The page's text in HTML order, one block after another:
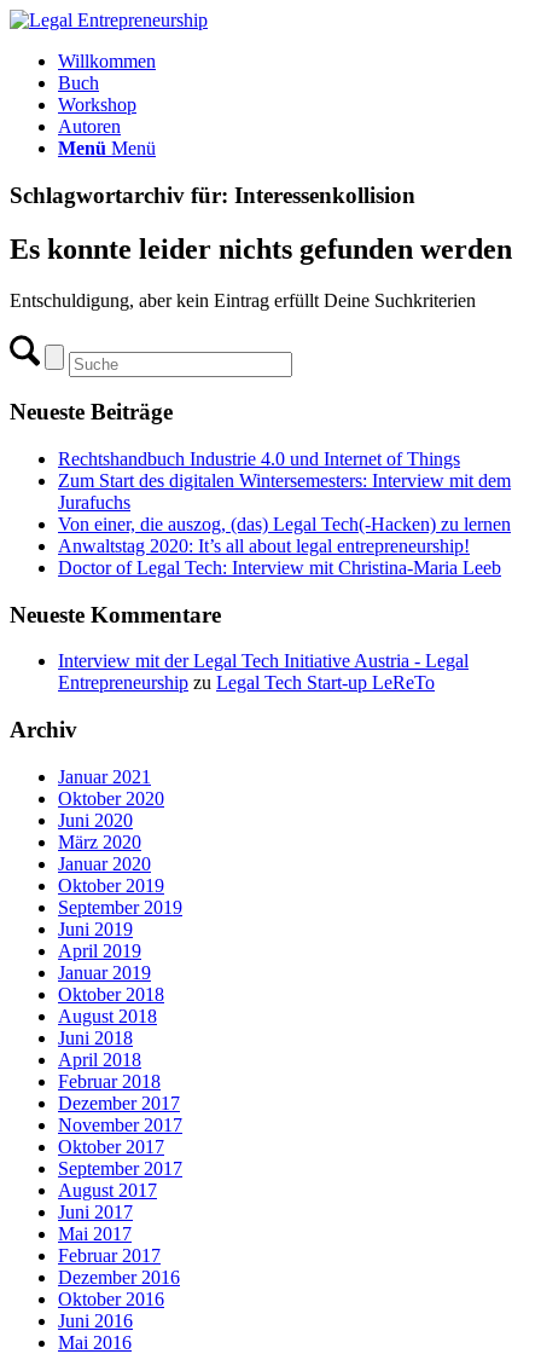
Willkommen
Buch
Workshop
Autoren
Menü Menü
Schlagwortarchiv für: Interessenkollision
Es konnte leider nichts gefunden werden
Entschuldigung, aber kein Eintrag erfüllt Deine Suchkriterien
Neueste Beiträge
Rechtshandbuch Industrie 4.0 und Internet of Things
Zum Start des digitalen Wintersemesters: Interview mit dem
Jurafuchs
Von einer, die auszog, (das) Legal Tech(-Hacken) zu lernen
Anwaltstag 2020: It’s all about legal entrepreneurship!
Doctor of Legal Tech: Interview mit Christina-Maria Leeb
Neueste Kommentare
Interview mit der Legal Tech Initiative Austria - Legal
Entrepreneurship zu Legal Tech Start-up LeReTo
Archiv
Januar 2021
Oktober 2020
Juni 2020
März 2020
Januar 2020
Oktober 2019
September 2019
Juni 2019
April 2019
Januar 2019
Oktober 2018
August 2018
Juni 2018
April 2018
Februar 2018
Dezember 2017
November 2017
Oktober 2017
September 2017
August 2017
Juni 2017
Mai 2017
Februar 2017
Dezember 2016
Oktober 2016
Juni 2016
Mai 2016